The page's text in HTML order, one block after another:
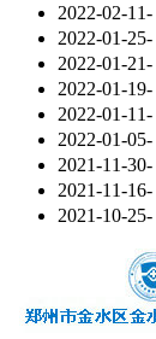
2022-02-11-
2022-01-25-
2022-01-21-
2022-01-19-
2022-01-11-
2022-01-05-
2021-11-30-
2021-11-16-
2021-10-25-